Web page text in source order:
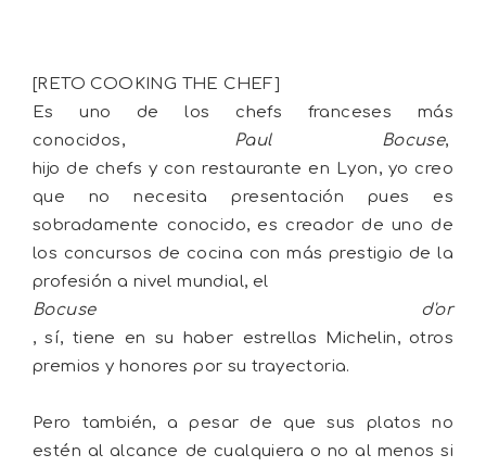
[RETO COOKING THE CHEF]
Es uno de los chefs franceses más
conocidos, Paul Bocuse,
hijo de chefs y con restaurante en Lyon, yo creo
que no necesita presentación pues es
sobradamente conocido, es creador de uno de
los concursos de cocina con más prestigio de la
profesión a nivel mundial, el
Bocuse d'or
, sí, tiene en su haber estrellas Michelin, otros
premios y honores por su trayectoria.
Pero también, a pesar de que sus platos no
estén al alcance de cualquiera o no al menos si